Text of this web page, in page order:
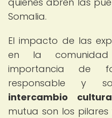
Somalia.
El impacto de las
en la
importancia de
responsable y
intercambio
mutua son los